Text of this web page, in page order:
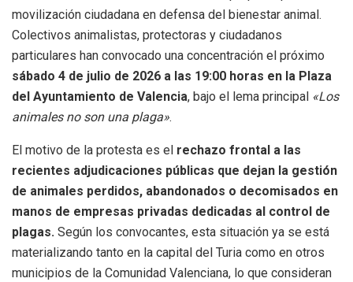
movilización ciudadana en defensa del bienestar animal.
Colectivos animalistas, protectoras y ciudadanos
particulares han convocado una concentración el próximo
sábado 4 de julio de 2026 a las 19:00 horas en la Plaza
del Ayuntamiento de Valencia, bajo el lema principal «Los
animales no son una plaga».
El motivo de la protesta es el rechazo frontal a las
recientes adjudicaciones públicas que dejan la gestión
de animales perdidos, abandonados o decomisados en
manos de empresas privadas dedicadas al control de
plagas. Según los convocantes, esta situación ya se está
materializando tanto en la capital del Turia como en otros
municipios de la Comunidad Valenciana, lo que consideran